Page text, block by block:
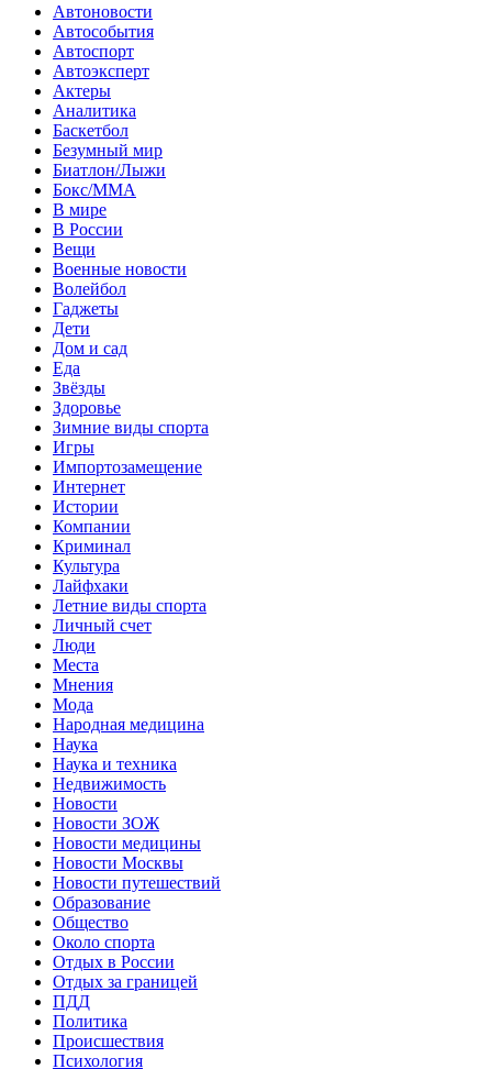
Автоновости
Автособытия
Автоспорт
Автоэксперт
Актеры
Аналитика
Баскетбол
Безумный мир
Биатлон/Лыжи
Бокс/MMA
В мире
В России
Вещи
Военные новости
Волейбол
Гаджеты
Дети
Дом и сад
Еда
Звёзды
Здоровье
Зимние виды спорта
Игры
Импортозамещение
Интернет
Истории
Компании
Криминал
Культура
Лайфхаки
Летние виды спорта
Личный счет
Люди
Места
Мнения
Мода
Народная медицина
Наука
Наука и техника
Недвижимость
Новости
Новости ЗОЖ
Новости медицины
Новости Москвы
Новости путешествий
Образование
Общество
Около спорта
Отдых в России
Отдых за границей
ПДД
Политика
Происшествия
Психология